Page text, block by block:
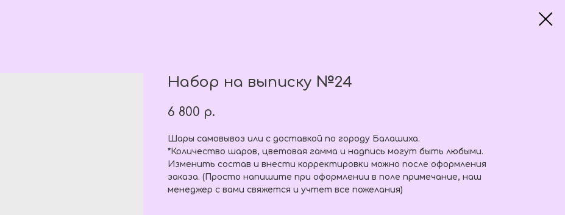
Набор на выписку №24
6 800 р.
Шары самовывоз или с доставкой по городу Балашиха.
*Количество шаров, цветовая гамма и надпись могут быть любыми.
Изменить состав и внести корректировки можно после оформления
заказа. (Просто напишите при оформлении в поле примечание, наш
менеджер с вами свяжется и учтет все пожелания)